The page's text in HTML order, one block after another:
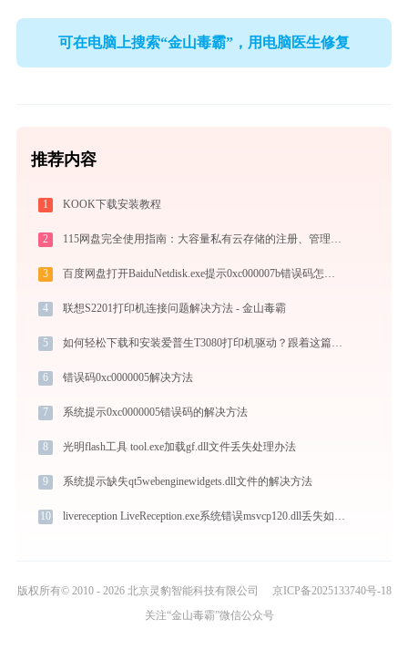
可在电脑上搜索“金山毒霸”，用电脑医生修复
推荐内容
1 KOOK下载安装教程
2 115网盘完全使用指南：大容量私有云存储的注册、管理与分享全攻略（2026最新）
3 百度网盘打开BaiduNetdisk.exe提示0xc000007b错误码怎么办
4 联想S2201打印机连接问题解决方法 - 金山毒霸
5 如何轻松下载和安装爱普生T3080打印机驱动？跟着这篇指南走
6 错误码0xc0000005解决方法
7 系统提示0xc0000005错误码的解决方法
8 光明flash工具 tool.exe加载gf.dll文件丢失处理办法
9 系统提示缺失qt5webenginewidgets.dll文件的解决方法
10 livereception LiveReception.exe系统错误msvcp120.dll丢失如何解决
版权所有© 2010 - 2026 北京灵豹智能科技有限公司
京ICP备2025133740号-18
关注“金山毒霸”微信公众号